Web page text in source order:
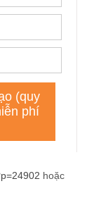
hoặc